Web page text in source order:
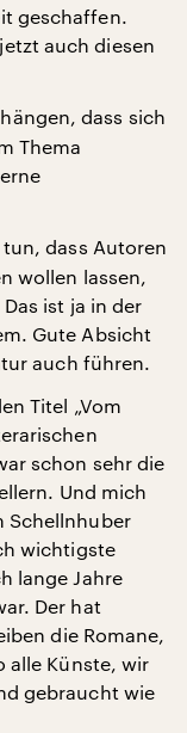
geschaffen.
auch diesen
dass sich
Thema
dass Autoren
wollen lassen,
ist ja in der
Gute Absicht
auch führen.
Titel „Vom
schon sehr die
Und mich
Schellnhuber
wichtigste
lange Jahre
Der hat
die Romane,
alle Künste, wir
gebraucht wie